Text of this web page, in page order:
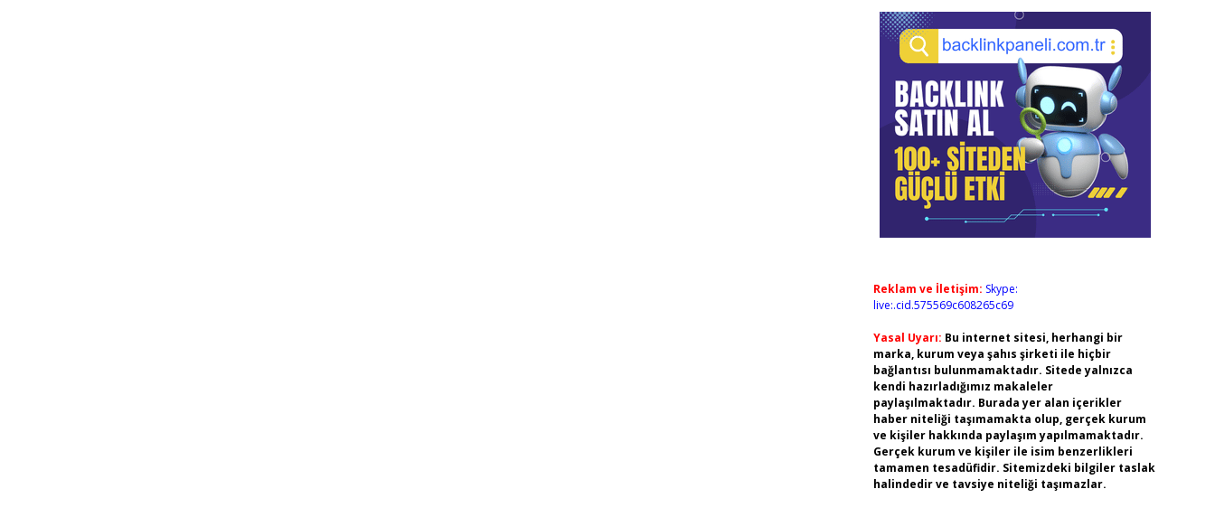
Reklam ve İletişim: Skype:
live:.cid.575569c608265c69
Yasal Uyarı: Bu internet sitesi, herhangi bir
marka, kurum veya şahıs şirketi ile hiçbir
bağlantısı bulunmamaktadır. Sitede yalnızca
kendi hazırladığımız makaleler
paylaşılmaktadır. Burada yer alan içerikler
haber niteliği taşımamakta olup, gerçek kurum
ve kişiler hakkında paylaşım yapılmamaktadır.
Gerçek kurum ve kişiler ile isim benzerlikleri
tamamen tesadüfidir. Sitemizdeki bilgiler taslak
halindedir ve tavsiye niteliği taşımazlar.